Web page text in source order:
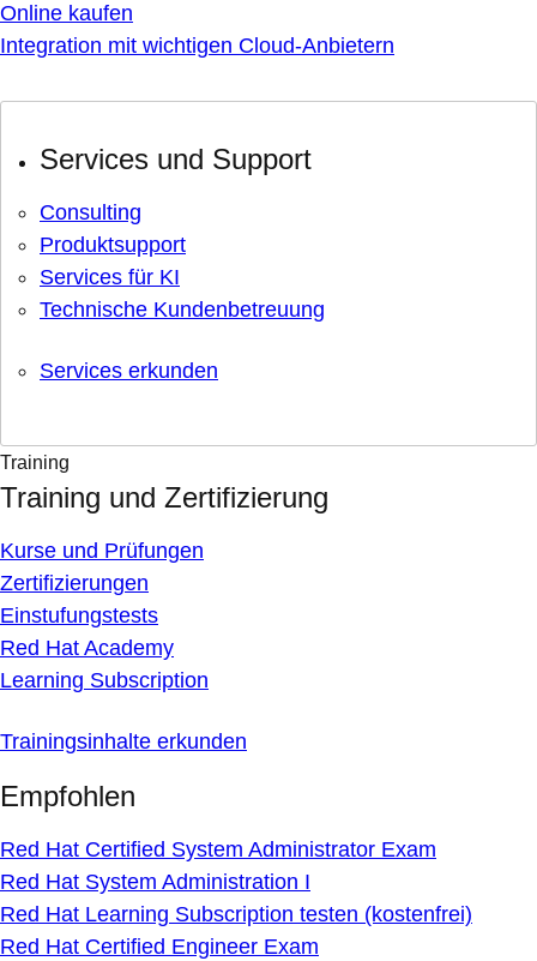
Online kaufen
Integration mit wichtigen Cloud-Anbietern
Services und Support
Consulting
Produktsupport
Services für KI
Technische Kundenbetreuung
Services erkunden
Training
Training und Zertifizierung
Kurse und Prüfungen
Zertifizierungen
Einstufungstests
Red Hat Academy
Learning Subscription
Trainingsinhalte erkunden
Empfohlen
Red Hat Certified System Administrator Exam
Red Hat System Administration I
Red Hat Learning Subscription testen (kostenfrei)
Red Hat Certified Engineer Exam